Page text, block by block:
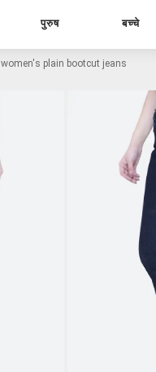
पुरुष बच्चे
women's plain bootcut jeans